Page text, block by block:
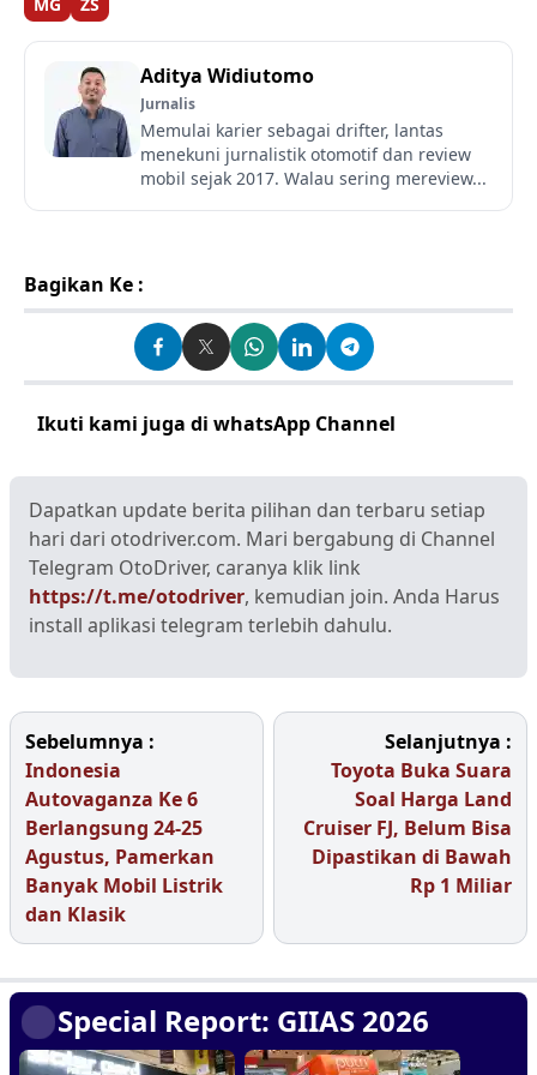
Aditya Widiutomo
Jurnalis
Memulai karier sebagai drifter, lantas
menekuni jurnalistik otomotif dan review
mobil sejak 2017. Walau sering mereview...
Bagikan Ke :
Ikuti kami juga di whatsApp Channel
Dapatkan update berita pilihan dan terbaru setiap
hari dari otodriver.com. Mari bergabung di Channel
Telegram OtoDriver, caranya klik link
https://t.me/otodriver, kemudian join. Anda Harus
install aplikasi telegram terlebih dahulu.
Sebelumnya :
Indonesia
Autovaganza Ke 6
Berlangsung 24-25
Agustus, Pamerkan
Banyak Mobil Listrik
dan Klasik
Selanjutnya :
Toyota Buka Suara
Soal Harga Land
Cruiser FJ, Belum Bisa
Dipastikan di Bawah
Rp 1 Miliar
Special Report: GIIAS 2026